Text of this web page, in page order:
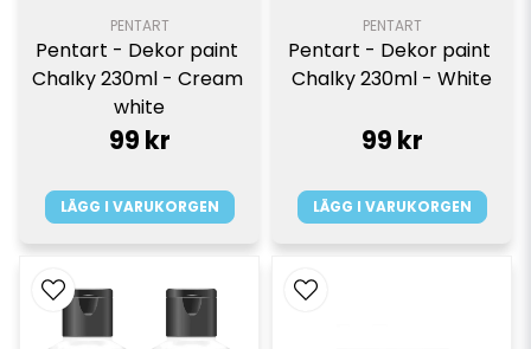
PENTART
Pentart - Dekor paint
Chalky 230ml - Cream
white
99 kr
LÄGG I VARUKORGEN
PENTART
Pentart - Dekor paint
Chalky 230ml - White
99 kr
LÄGG I VARUKORGEN